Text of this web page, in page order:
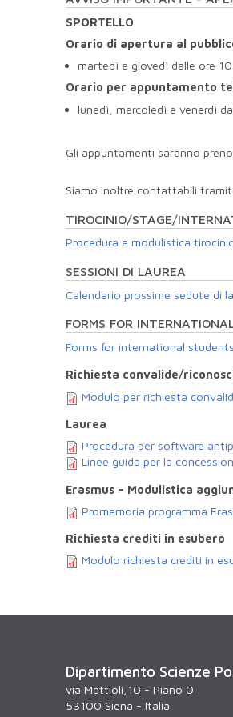
SPORTELLO
Orario di apertura al
martedì e giovedì dalle ore
Orario per appuntamento
lunedì, mercoledì e venerdì
Gli appuntamenti saranno
Siamo inoltre contattabili
TIROCINIO/STAGE/
Procedura e modulistica
SESSIONI DI LAUREA
Calendario prossime sedute di
FORMS FOR
Forms for international students
Richiesta convalide/
Modulo per richiesta
Laurea
Procedura per software
Linee guida per la
Erasmus – Modulistica
Promemoria programma
Richiesta crediti in esubero
Modulo richiesta crediti in
Dipartimento Scienze
via Mattioli,10 - Piano 0
53100 Siena - Italia